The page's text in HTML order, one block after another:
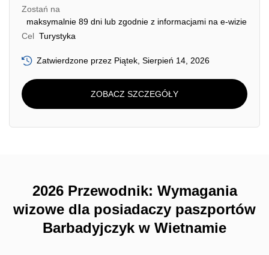
Zostań na
maksymalnie 89 dni lub zgodnie z informacjami na e-wizie
Cel Turystyka
Zatwierdzone przez Piątek, Sierpień 14, 2026
ZOBACZ SZCZEGÓŁY
2026 Przewodnik: Wymagania
wizowe dla posiadaczy paszportów
Barbadyjczyk w Wietnamie